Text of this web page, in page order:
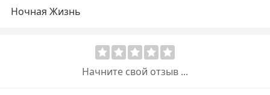
Ночная Жизнь
Начните свой отзыв ...